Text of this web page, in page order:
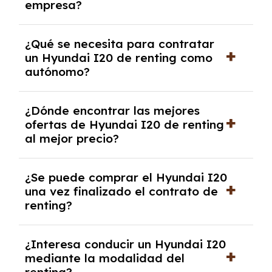
empresa?
documentación financiera y, en algunos
casos, un informe de solvencia de la empresa
y un pago inicial.
¿Qué se necesita para contratar
un Hyundai I20 de renting como
autónomo?
autónomos, justificante de ingresos y, en
algunos casos, un informe fiscal y un pago
inicial.
¿Dónde encontrar las mejores
ofertas de Hyundai I20 de renting
al mejor precio?
mejores ofertas de vehículos de renting con
todos los gastos incluidos y sin pagar
entradas.
¿Se puede comprar el Hyundai I20
una vez finalizado el contrato de
renting?
renting se puede adquirir el coche. En este
caso tendrán que analizar los años, la
¿Interesa conducir un Hyundai I20
mediante la modalidad del